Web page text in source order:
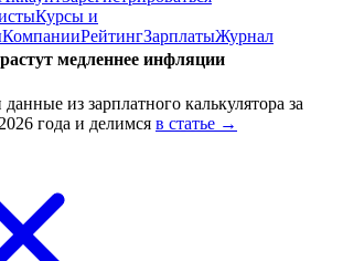
Курсы и
КомпанииРейтингЗарплатыЖурнал
медленнее инфляции
из зарплатного калькулятора за
года и делимся в статье →